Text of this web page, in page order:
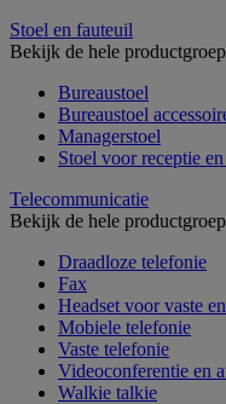
Stoel en fauteuil
Bekijk de hele productgroep
Bureaustoel
Bureaustoel
Managerstoel
Stoel voor receptie
Telecommunicatie
Bekijk de hele productgroep
Draadloze telefonie
Fax
Headset voor vaste
Mobiele telefonie
Vaste telefonie
Videoconferentie en
Walkie talkie